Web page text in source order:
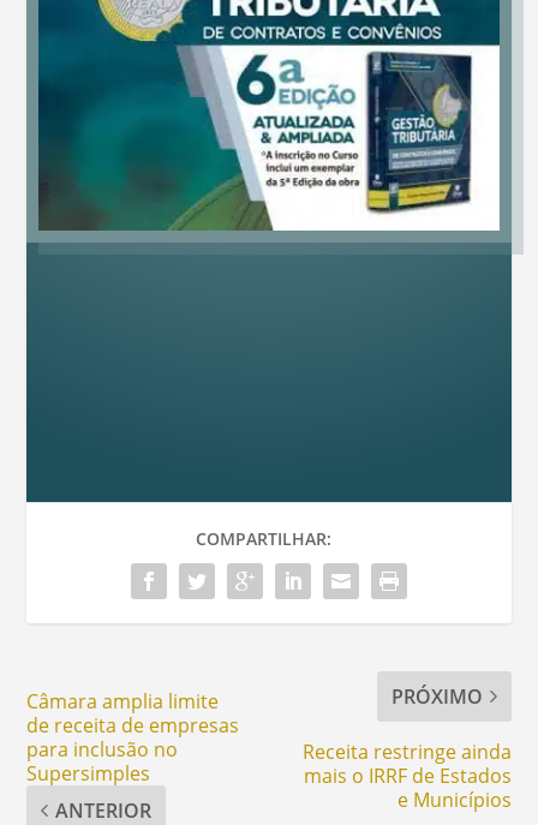
COMPARTILHAR:
Câmara amplia limite
de receita de empresas
para inclusão no
Supersimples
ANTERIOR
PRÓXIMO
Receita restringe ainda
mais o IRRF de Estados
e Municípios